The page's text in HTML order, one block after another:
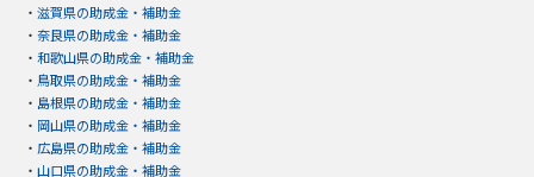
・ 滋賀県の助成金・補助金
・ 奈良県の助成金・補助金
・ 和歌山県の助成金・補助金
・ 鳥取県の助成金・補助金
・ 島根県の助成金・補助金
・ 岡山県の助成金・補助金
・ 広島県の助成金・補助金
・ 山口県の助成金・補助金